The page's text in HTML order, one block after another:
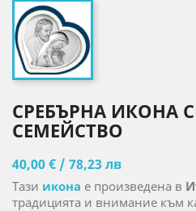
СРЕБЪРНА ИКОНА
СЕМЕЙСТВО
40,00 € / 78,23 лв
Тази икона е произведена в
традицията и внимание към